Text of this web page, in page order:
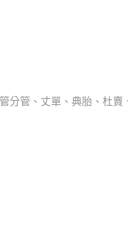
分管、丈單、典胎、杜